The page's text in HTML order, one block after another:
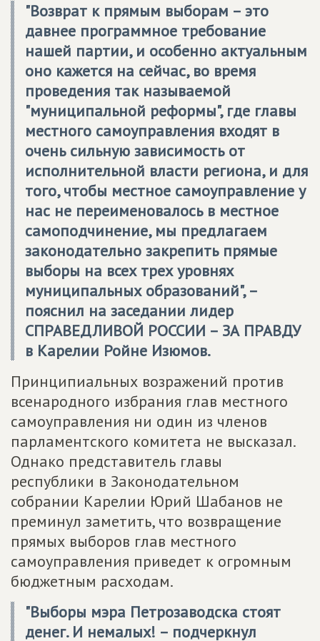
"Возврат к прямым выборам – это
давнее программное требование
нашей партии, и особенно актуальным
оно кажется на сейчас, во время
проведения так называемой
"муниципальной реформы", где главы
местного самоуправления входят в
очень сильную зависимость от
исполнительной власти региона, и для
того, чтобы местное самоуправление у
нас не переименовалось в местное
самоподчинение, мы предлагаем
законодательно закрепить прямые
выборы на всех трех уровнях
муниципальных образований", –
пояснил на заседании лидер
СПРАВЕДЛИВОЙ РОССИИ – ЗА ПРАВДУ
в Карелии Ройне Изюмов.
Принципиальных возражений против
всенародного избрания глав местного
самоуправления ни один из членов
парламентского комитета не высказал.
Однако представитель главы
республики в Законодательном
собрании Карелии Юрий Шабанов не
преминул заметить, что возвращение
прямых выборов глав местного
самоуправления приведет к огромным
бюджетным расходам.
"Выборы мэра Петрозаводска стоят
денег. И немалых! – подчеркнул